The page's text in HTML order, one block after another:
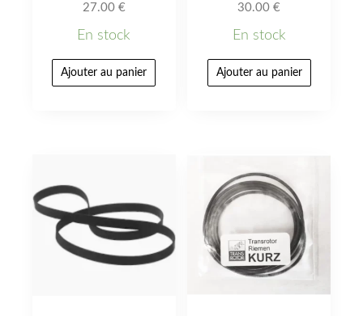
27.00 €
En stock
Ajouter au panier
30.00€
En stock
Ajouter au panier